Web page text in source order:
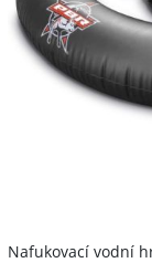
Nafukovací vodní